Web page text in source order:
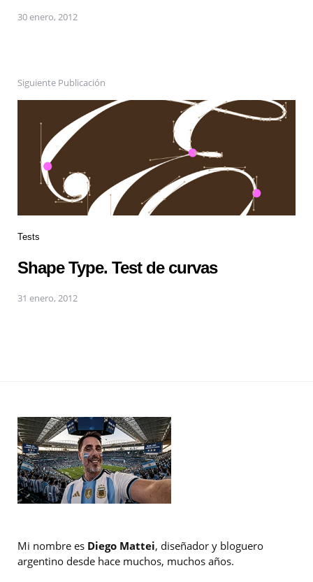
30 enero, 2012
Siguiente Publicación
Tests
Shape Type. Test de curvas
31 enero, 2012
Mi nombre es Diego Mattei, diseñador y bloguero
argentino desde hace muchos, muchos años.